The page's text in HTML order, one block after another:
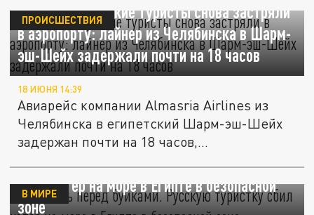
Невезучие русские туристы снова застряли
в аэропорту: лайнер из Челябинска в Шарм-
эш-Шейх задержали почти на 18 часов
ПРОИСШЕСТВИЯ
18 ИЮНЯ 14:39
Авиарейс компании Almasria Airlines из
Челябинска в египетский Шарм-эш-Шейх
задержан почти на 18 часов,...
Купалась перед буйками. Русскую туристку
сбил катер на море в Египте в безопасной
зоне
В МИРЕ